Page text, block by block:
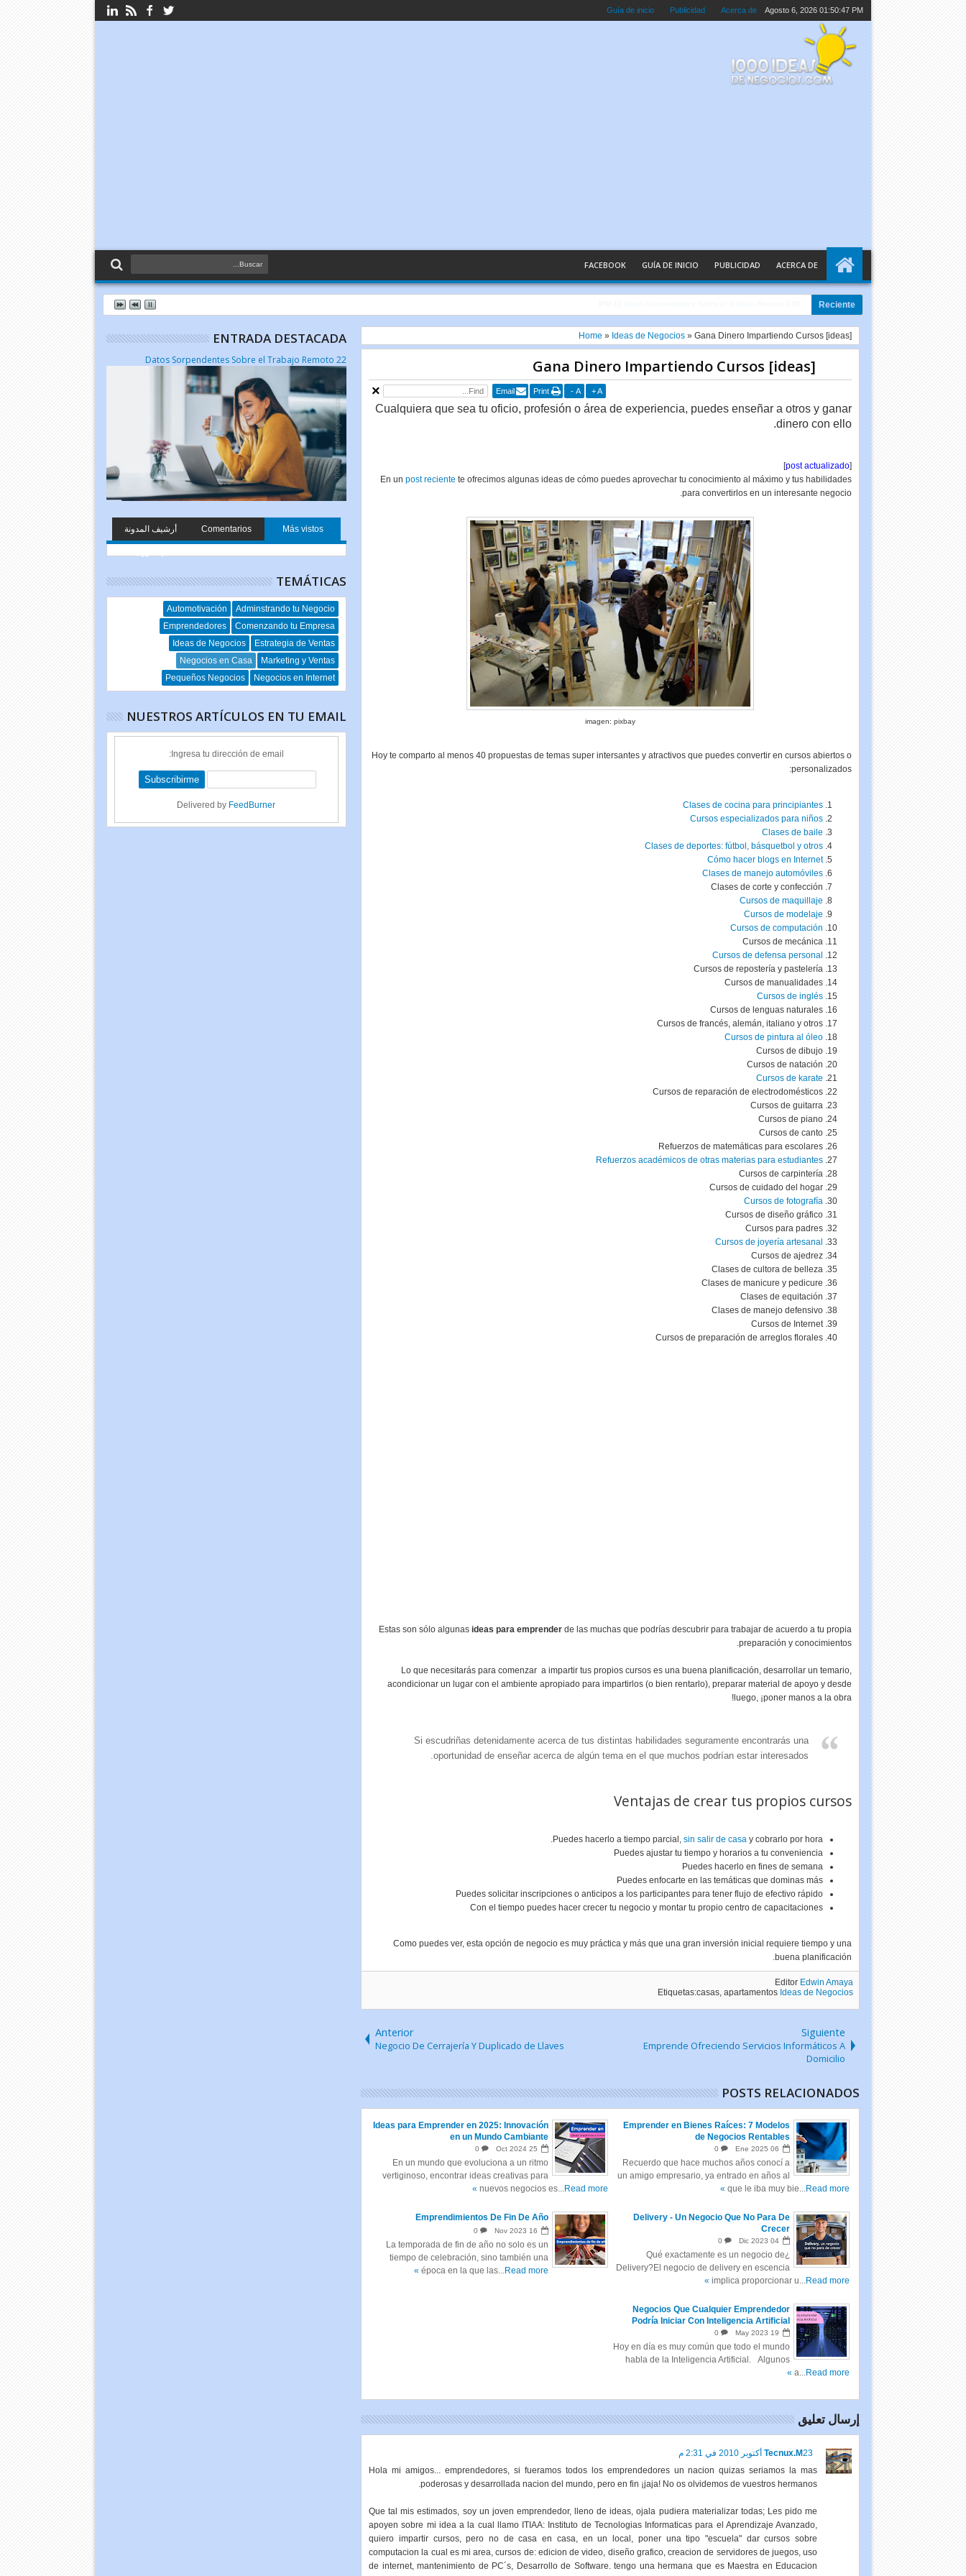
Agosto 6, 2026 01:50:48 PM
Acerca de
Publicidad
Guía de inicio
ACERCA DE
PUBLICIDAD
GUÍA DE INICIO
FACEBOOK
Reciente
Home » Ideas de Negocios »Gana Dinero Impartiendo Cursos [ideas]
Gana Dinero Impartiendo Cursos [ideas]
A
+
A
-
Print
Email
Cualquiera que sea tu oficio, profesión o área de experiencia, puedes enseñar a otros y ganar
dinero con ello.
[
post actualizado
]
En unpost reciente te ofrecimos algunas ideas de cómo puedes aprovechar tu conocimiento al máximo y tus habilidades
para convertirlos en un interesante negocio.
imagen: pixbay
Hoy te comparto al menos 40 propuestas de temas super intersantes y atractivos que puedes convertir en cursos abiertos o
personalizados:
Clases de cocina para principiantes
Cursos especializados para niños
Clases de baile
Clases de deportes:fútbol , básquetbol y otros
Cómo hacer blogs en Internet
Clases de manejo automóviles
Clases de corte y confección
Cursos de maquillaje
Cursos demodelaje
Cursos de computación
Cursos de mecánica
Cursos de defensa personal
Cursos de repostería y pastelería
Cursos demanualidades
Cursos de inglés
Cursos de lenguas naturales
Cursos defrancés, alemán, italiano y otros
Cursos de pintura al óleo
Cursos de dibujo
Cursos de natación
Cursos de karate
Cursos de reparación de electrodomésticos
Cursos de guitarra
Cursos de piano
Cursos de canto
Refuerzos de matemáticas para escolares
Refuerzos académicos de otras materias para estudiantes
Cursos de carpintería
Cursos de cuidado del hogar
Cursos de fotografía
Cursos de diseño gráfico
Cursos para padres
Cursos de joyería artesanal
Cursos de ajedrez
Clases decultora de belleza
Clases demanicure ypedicure
Clases de equitación
Clases de manejo defensivo
Cursos de Internet
Cursos de preparación de arreglos florales
Estas son sólo algunasideas para emprender de las muchas que podrías descubrir para trabajar de acuerdo a tu propia
preparación y conocimientos.
Lo que necesitarás para comenzar a impartir tus propios cursos es una buena planificación, desarrollar un temario,
acondicionar un lugar con el ambiente apropiado para impartirlos (o bien rentarlo), preparar material de apoyo y desde
luego, ¡poner manos a la obra!
Si escudriñas detenidamente acerca de tus distintas habilidades seguramente encontrarás una
oportunidad de enseñar acerca de algún tema en el que muchos podrían estar interesados.
Ventajas de crear tus propios cursos
Puedes hacerlo a tiempo parcial,sin salir de casa y cobrarlo por hora.
Puedes ajustar tu tiempo y horarios a tu conveniencia
Puedes hacerlo en fines de semana
Puedes enfocarte en las temáticas que dominas más
Puedes solicitar inscripciones o anticipos a los participantes para tener flujo de efectivo rápido
Con el tiempo puedes hacer crecer tu negocio y montar tu propio centro de capacitaciones
Como puedes ver, esta opción de negocio es muy práctica y más que una gran inversión inicial requiere tiempo y una
buena planificación.
Editor Edwin Amaya
Etiquetas:casas, apartamentos Ideas de Negocios
Siguiente
Emprende Ofreciendo Servicios Informáticos A
Domicilio
Anterior
Negocio De Cerrajería Y Duplicado de Llaves
POSTS RELACIONADOS
Emprender en Bienes Raíces: 7 Modelos
de Negocios Rentables
06
Ene 2025
0
Recuerdo que hace muchos años conocí a
un amigo empresario, ya entrado en años al
que le iba muy bie...Read more »
Ideas para Emprender en 2025: Innovación
en un Mundo Cambiante
25
Oct 2024
0
En un mundo que evoluciona a un ritmo
vertiginoso, encontrar ideas creativas para
nuevos negocios es...Read more »
Delivery - Un Negocio Que No Para De
Crecer
04
Dic 2023
0
¿Qué exactamente es un negocio de
Delivery?El negocio de delivery en escencia
implica proporcionar u...Read more »
Emprendimientos De Fin De Año
16
Nov 2023
0
La temporada de fin de año no solo es un
tiempo de celebración, sino también una
época en la que las...Read more »
Negocios Que Cualquier Emprendedor
Podría Iniciar Con Inteligencia Artificial
19
May 2023
0
Hoy en día es muy común que todo el mundo
habla de la Inteligencia Artificial. Algunos
a...Read more »
إرسال تعليق
Tecnux.M23 أكتوبر 2010 في 2:31 م
Hola mi amigos... emprendedores, si fueramos todos los emprendedores un nacion quizas seriamos la mas
poderosas y desarrollada nacion del mundo, pero en fin ¡jaja! No os olvidemos de vuestros hermanos.
Que tal mis estimados, soy un joven emprendedor, lleno de ideas, ojala pudiera materializar todas; Les pido me
apoyen sobre mi idea a la cual llamo ITIAA: Instituto de Tecnologias Informaticas para el Aprendizaje Avanzado,
quiero impartir cursos, pero no de casa en casa, en un local, poner una tipo "escuela" dar cursos sobre
computacion la cual es mi area, cursos de: edicion de video, diseño grafico, creacion de servidores de juegos, uso
de internet, mantenimiento de PC´s, Desarrollo de Software. tengo una hermana que es Maestra en Educacion
ENTRADA DESTACADA
22 Datos Sorpendentes Sobre el Trabajo Remoto
Más vistos
Comentarios أرشيف المدونة
TEMÁTICAS
Adminstrando tu Negocio
Automotivación
Comenzando tu Empresa
Emprendedores
Estrategia de Ventas
Ideas de Negocios
Marketing y Ventas
Negocios en Casa
Negocios en Internet
Pequeños Negocios
NUESTROS ARTÍCULOS EN TU EMAIL
Ingresa tu dirección de email:
Delivered by FeedBurner